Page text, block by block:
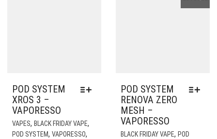
POD SYSTEM
XROS 3 –
VAPORESSO
VAPES, BLACK FRIDAY VAPE,
POD SYSTEM, VAPORESSO,
PRODUTO
POD SYSTEM
RENOVA ZERO
MESH –
VAPORESSO
BLACK FRIDAY VAPE, POD